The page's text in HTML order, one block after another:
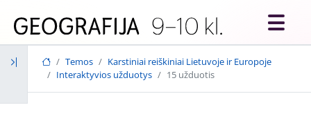
Temos
Karstiniai reiškiniai Lietuvoje ir Europoje
Interaktyvios užduotys
15 užduotis